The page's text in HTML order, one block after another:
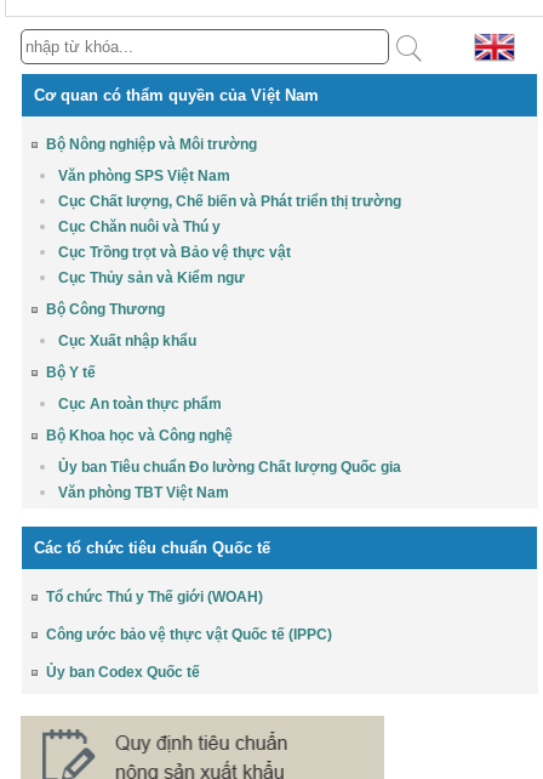
Cơ quan có thẩm quyền của Việt Nam
Bộ Nông nghiệp và Môi trường
Văn phòng SPS Việt Nam
Cục Chất lượng, Chế biến và Phát triển thị trường
Cục Chăn nuôi và Thú y
Cục Trồng trọt và Bảo vệ thực vật
Cục Thủy sản và Kiểm ngư
Bộ Công Thương
Cục Xuất nhập khẩu
Bộ Y tế
Cục An toàn thực phẩm
Bộ Khoa học và Công nghệ
Ủy ban Tiêu chuẩn Đo lường Chất lượng Quốc gia
Văn phòng TBT Việt Nam
Các tổ chức tiêu chuẩn Quốc tế
Tổ chức Thú y Thế giới (WOAH)
Công ước bảo vệ thực vật Quốc tế (IPPC)
Ủy ban Codex Quốc tế